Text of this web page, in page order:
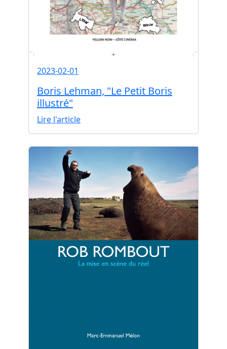
2023-02-01
Boris Lehman, "Le Petit Boris
illustré"
Lire l'article